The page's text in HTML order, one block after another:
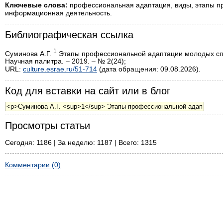
Ключевые слова: профессиональная адаптация, виды, этапы
информационная деятельность.
Библиографическая ссылка
Суминова А.Г. 1
Этапы профессиональной адаптации молодых
Научная палитра. – 2019. – № 2(24);
URL: culture.esrae.ru/51-714 (дата обращения: 09.08.2026).
Код для вставки на сайт или в блог
Просмотры статьи
Сегодня: 1186 | За неделю: 1187 | Всего: 1315
Комментарии (0)